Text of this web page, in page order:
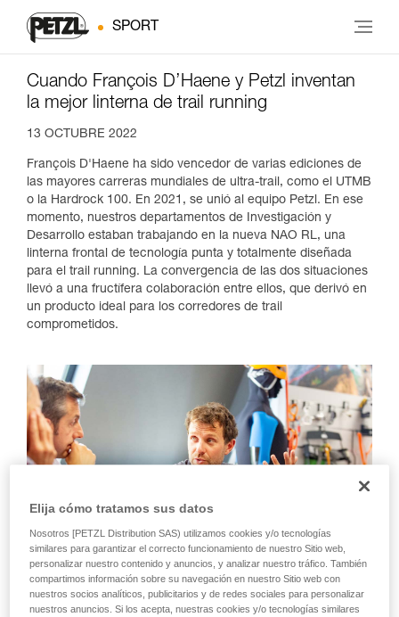
SPORT
Cuando François D’Haene y Petzl inventan
la mejor linterna de trail running
13 OCTUBRE 2022
François D'Haene ha sido vencedor de varias ediciones de
las mayores carreras mundiales de ultra-trail, como el UTMB
o la Hardrock 100. En 2021, se unió al equipo Petzl. En ese
momento, nuestros departamentos de Investigación y
Desarrollo estaban trabajando en la nueva NAO RL, una
linterna frontal de tecnología punta y totalmente diseñada
para el trail running. La convergencia de las dos situaciones
llevó a una fructífera colaboración entre ellos, que derivó en
un producto ideal para los corredores de trail
comprometidos.
¿Un atleta experimentado, de los mejores del mundo en su
Elija cómo tratamos sus datos
Nosotros [PETZL Distribution SAS) utilizamos cookies y/o tecnologías
similares para garantizar el correcto funcionamiento de nuestro Sitio web,
personalizar nuestro contenido y anuncios, y analizar nuestro tráfico. También
compartimos información sobre su navegación en nuestro Sitio web con
nuestros socios analíticos, publicitarios y de redes sociales para personalizar
nuestros anuncios. Si los acepta, nuestras cookies y/o tecnologías similares